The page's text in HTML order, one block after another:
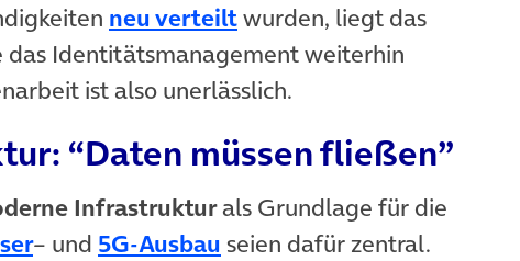
neu verteiltwurden, liegt das
das Identitätsmanagement weiterhin
ist also unerlässlich.
“Daten müssen fließen”
Infrastrukturals Grundlage für die
– und 5G-Ausbau seien dafür zentral.